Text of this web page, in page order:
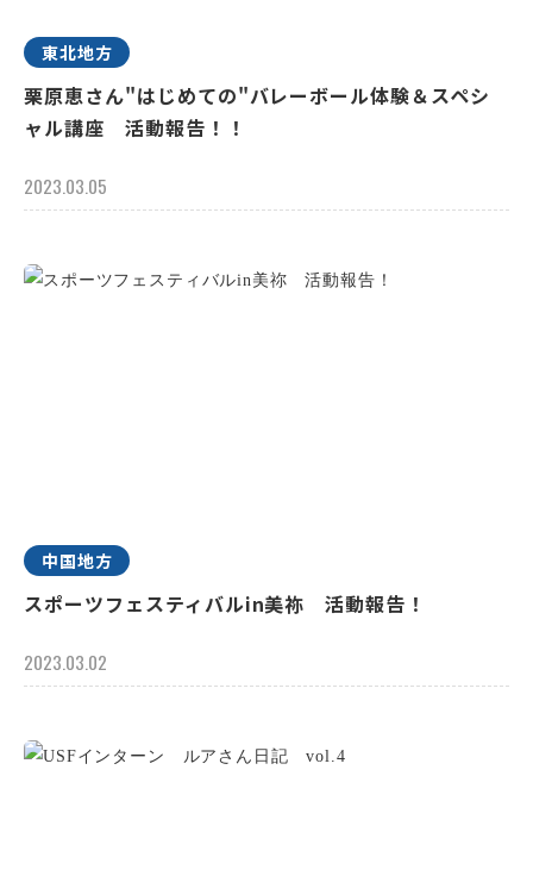
東北地方
栗原恵さん"はじめての"バレーボール体験＆スペシ
ャル講座 活動報告！！
2023.03.05
中国地方
スポーツフェスティバルin美祢 活動報告！
2023.03.02